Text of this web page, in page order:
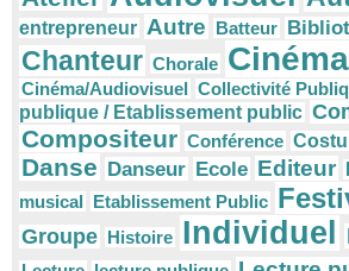
entrepreneur Autre Batteur
Chanteur Chorale Cinéma
Cinéma/Audiovisuel Collectivité
publique / Etablissement public
Compositeur Conférence
Danse Danseur Ecole Editeur
musical Etablissement Public
Groupe Histoire Individuel